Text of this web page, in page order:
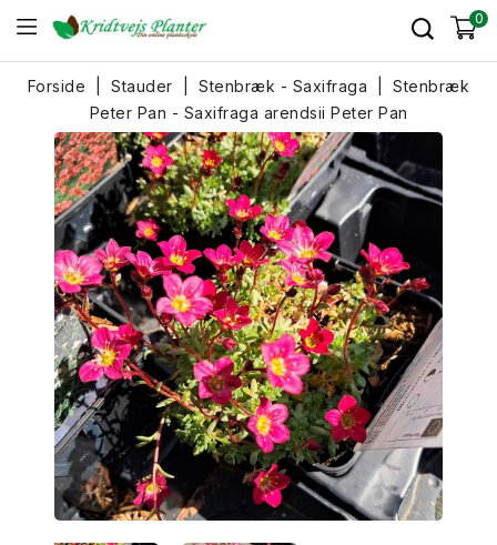
0
Forside Stauder Stenbræk - Saxifraga
Stenbræk
Peter Pan - Saxifraga arendsii Peter Pan